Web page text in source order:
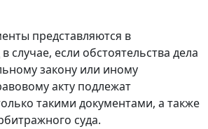
представляются в
случае, если обстоятельства дела
закону или иному
акту подлежат
такими документами, а также
суда.